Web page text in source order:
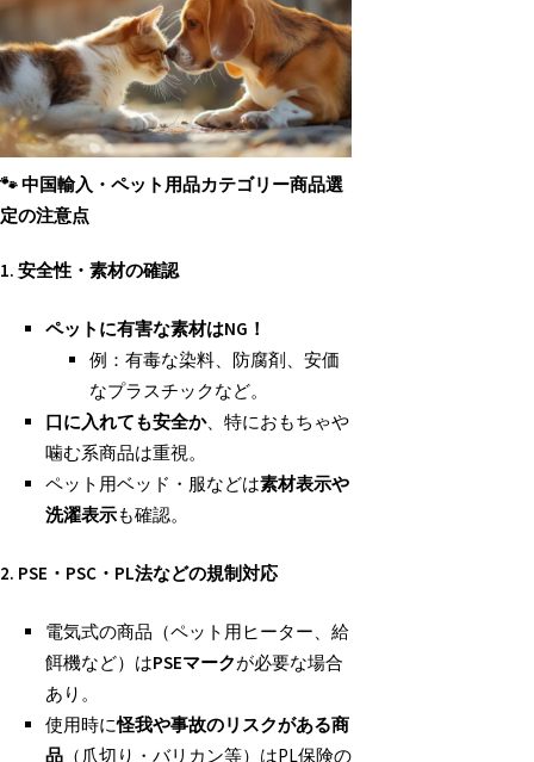
🐾中国輸入・ペット用品カテゴリー商品選
定の注意点
1. 安全性・素材の確認
ペットに有害な素材はNG ！
例：有毒な染料、防腐剤、安価
なプラスチックなど。
口に入れても安全か、特におもちゃや
噛む系商品は重視。
ペット用ベッド・服などは素材表示や
洗濯表示も確認。
2. PSE ・PSC ・PL法などの規制対応
電気式の商品（ペット用ヒーター、給
餌機など）はPSEマークが必要な場合
あり。
使用時に怪我や事故のリスクがある商
品（爪切り・バリカン等）はPL保険の